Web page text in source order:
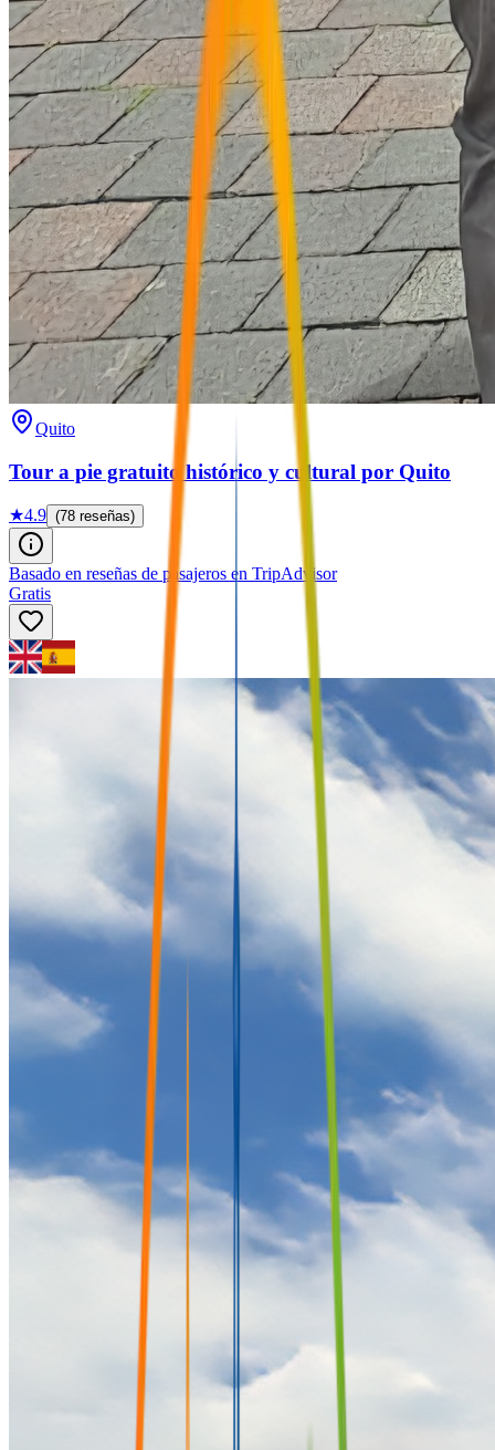
Quito
Tour a pie gratuito histórico y cultural por Quito
★4.9 (78 reseñas)
Basado en reseñas de pasajeros en TripAdvisor
Gratis